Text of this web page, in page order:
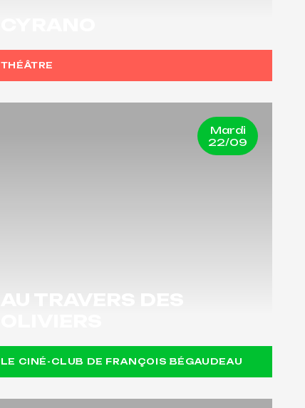
THÉÂTRE
Mardi
22/09
LE CINÉ-CLUB DE FRANÇOIS BÉGAUDEAU